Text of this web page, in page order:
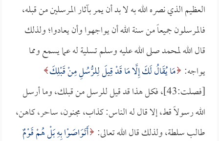
العظيم الذي نصره الله به لا بد أن يمر بآثار المرسلين من قبله،
فالمرسلون جميعاً من سنة الله أن يواجهوا وأن يعادوا؛ ولذلك
قال الله لمحمد صلى الله عليه وسلم تسلية له عما يسمع ومما
يواجه: مَا يُقَالُ لَكَ إِلَّا مَا قَدْ قِيلَ لِلرُّسُلِ مِنْ قَبْلِكَ
[فصلت:43]، فكل هذا قد قيل للرسل من قبلك، وما أرسل
الله رسولاً قط، إلا قال له الناس: كذاب، مجنون، ساحر، كاهن،
طالب سلطة، ولذلك قال الله تعالى: أَتَوَاصَوْا بِهِ بَلْ هُمْ قَوْمٌ